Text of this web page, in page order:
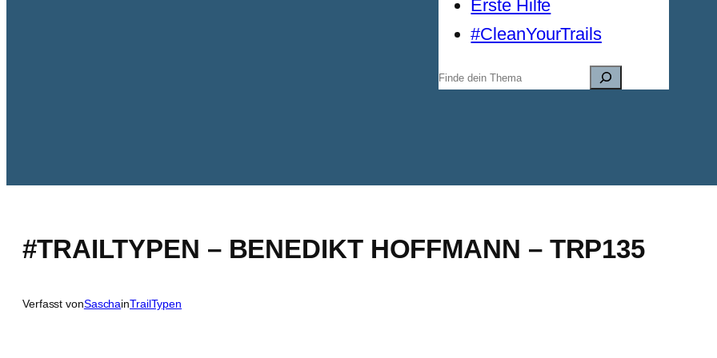
Erste Hilfe
#CleanYourTrails
Suchen
#TRAILTYPEN – BENEDIKT HOFFMANN – TRP135
Verfasst vonSaschainTrailTypen